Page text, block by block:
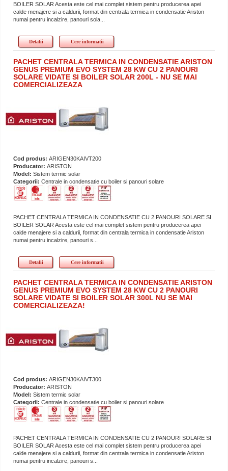
BOILER SOLAR Acesta este cel mai complet sistem pentru producerea apei
calde menajere si a caldurii, format din centrala termica in condensatie Ariston
numai pentru incalzire, panouri sola...
Detalii Cere informatii
PACHET CENTRALA TERMICA IN CONDENSATIE ARISTON
GENUS PREMIUM EVO SYSTEM 28 KW CU 2 PANOURI
SOLARE VIDATE SI BOILER SOLAR 200L - NU SE MAI
COMERCIALIZEAZA
Cod produs: ARIGEN30KAIVT200
Producator: ARISTON
Model: Sistem termic solar
Categorii: Centrale in condensatie cu boiler si panouri solare
PACHET CENTRALA TERMICA IN CONDENSATIE CU 2 PANOURI SOLARE SI
BOILER SOLAR Acesta este cel mai complet sistem pentru producerea apei
calde menajere si a caldurii, format din centrala termica in condensatie Ariston
numai pentru incalzire, panouri s...
Detalii Cere informatii
PACHET CENTRALA TERMICA IN CONDENSATIE ARISTON
GENUS PREMIUM EVO SYSTEM 28 KW CU 2 PANOURI
SOLARE VIDATE SI BOILER SOLAR 300L NU SE MAI
COMERCIALIZEAZA!
Cod produs: ARIGEN30KAIVT300
Producator: ARISTON
Model: Sistem termic solar
Categorii: Centrale in condensatie cu boiler si panouri solare
PACHET CENTRALA TERMICA IN CONDENSATIE CU 2 PANOURI SOLARE SI
BOILER SOLAR Acesta este cel mai complet sistem pentru producerea apei
calde menajere si a caldurii, format din centrala termica in condensatie Ariston
numai pentru incalzire, panouri s...